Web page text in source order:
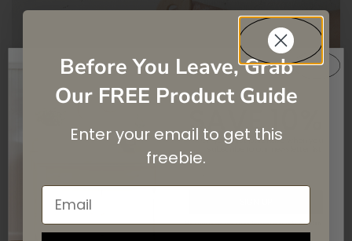
SAVE 10%
On your first purchase when you
By signing up, you agree to receive email marketing
Before You Leave, Grab
Our FREE Product Guide
Enter your email to get this
freebie.
Email